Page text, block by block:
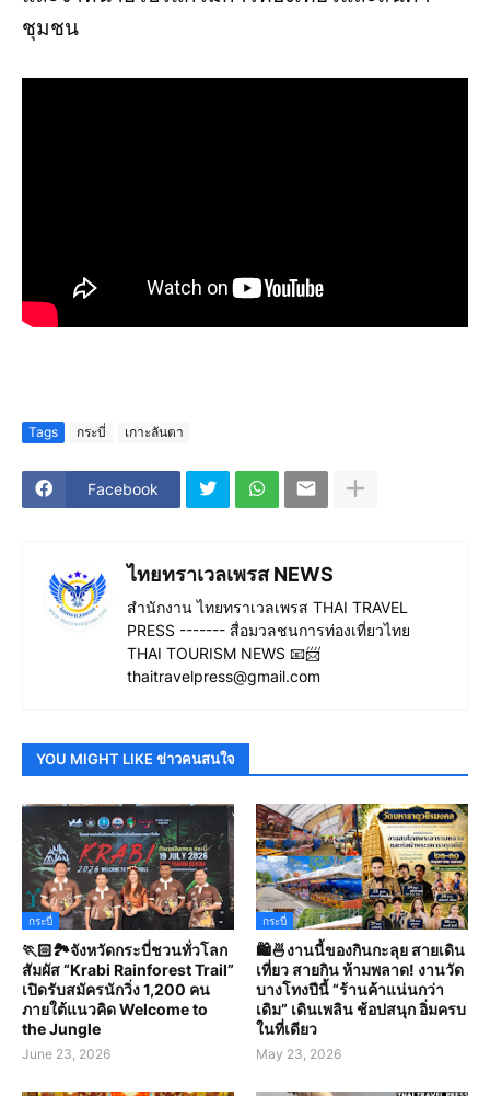
ชุมชน
Tags กระบี่ เกาะลันตา
Facebook
ไทยทราเวลเพรส NEWS
สำนักงาน ไทยทราเวลเพรส THAI TRAVEL
PRESS ------- สื่อมวลชนการท่องเที่ยวไทย
THAI TOURISM NEWS 📧📨
thaitravelpress@gmail.com
YOU MIGHT LIKE ข่าวคนสนใจ
กระบี่
🏃🏻🏞️จังหวัดกระบี่ชวนทั่วโลก
สัมผัส “Krabi Rainforest Trail”
เปิดรับสมัครนักวิ่ง 1,200 คน
ภายใต้แนวคิด Welcome to
the Jungle
June 23, 2026
กระบี่
🛍️🍜งานนี้ของกินกะลุย สายเดิน
เที่ยว สายกิน ห้ามพลาด! งานวัด
บางโทงปีนี้ “ร้านค้าแน่นกว่า
เดิม” เดินเพลิน ช้อปสนุก อิ่มครบ
ในที่เดียว
May 23, 2026